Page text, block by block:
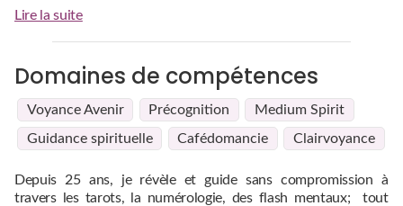
de question tabou,ni de question ridicule. Ça, c'est dans le
jugement et ici personne n'est jugé.
Lire la suite
Domaines de compétences
Voyance Avenir Précognition Medium Spirit
Guidance spirituelle Cafédomancie Clairvoyance
Depuis 25 ans, je révèle et guide sans compromission à
travers les tarots, la numérologie, des flash mentaux; tout